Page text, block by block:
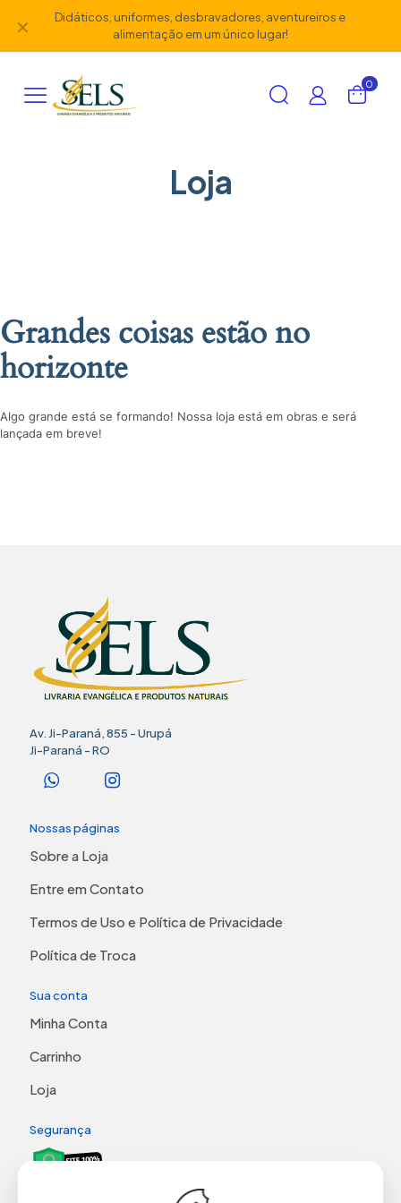
Didáticos, uniformes, desbravadores, aventureiros e
alimentação em um único lugar!
✕
0
Loja
Grandes coisas estão no
horizonte
Algo grande está se formando! Nossa loja está em obras e será
lançada em breve!
Av. Ji-Paraná, 855 - Urupá
Ji-Paraná - RO
Nossas páginas
Sobre a Loja
Entre em Contato
Termos de Uso e Política de Privacidade
Política de Troca
Sua conta
Minha Conta
Carrinho
Loja
Segurança